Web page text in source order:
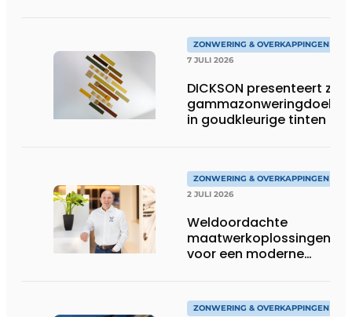
ZONWERING & OVERKAPPINGEN
7 JULI 2026
DICKSON presenteert zijn
gammazonweringdoeken
in goudkleurige tinten
ZONWERING & OVERKAPPINGEN
2 JULI 2026
Weldoordachte
maatwerkoplossingen
voor een moderne
ZONWERING & OVERKAPPINGEN